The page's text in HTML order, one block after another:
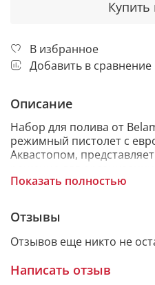
Купить
В избранное
Добавить в сравнение
Описание
Набор для полива от
режимный пистолет с
Аквастопом,
обеспечивающее удобство,
► НАЗНАЧЕНИЕ
Этот набор создан для
Показать полностью
Отзывы
Отзывов еще никто не
Написать отзыв